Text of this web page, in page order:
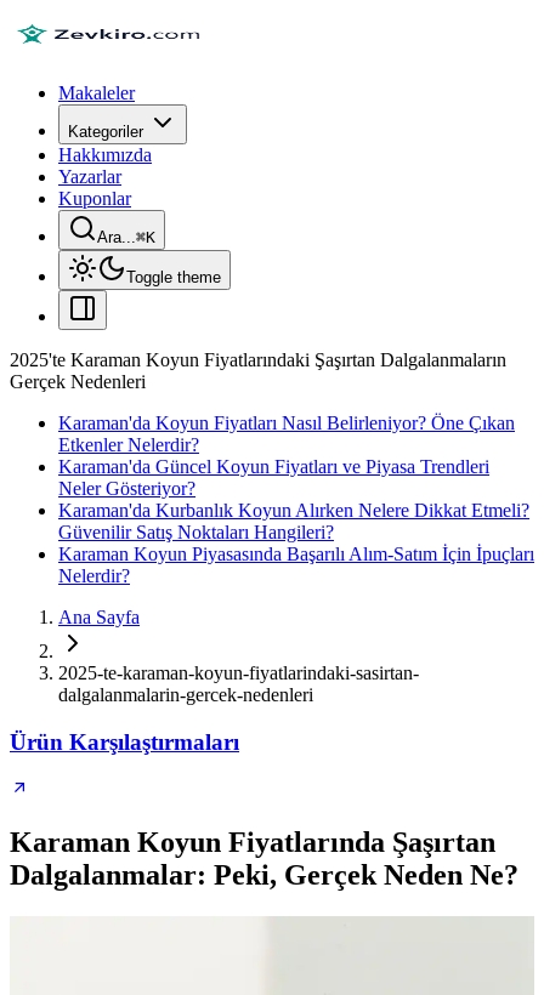
Makaleler
Kategoriler
Hakkımızda
Yazarlar
Kuponlar
Ara...⌘K
Toggle theme
2025'te Karaman Koyun Fiyatlarındaki Şaşırtan Dalgalanmaların
Gerçek Nedenleri
Karaman'da Koyun Fiyatları Nasıl Belirleniyor? Öne Çıkan
Etkenler Nelerdir?
Karaman'da Güncel Koyun Fiyatları ve Piyasa Trendleri
Neler Gösteriyor?
Karaman'da Kurbanlık Koyun Alırken Nelere Dikkat Etmeli?
Güvenilir Satış Noktaları Hangileri?
Karaman Koyun Piyasasında Başarılı Alım-Satım İçin İpuçları
Nelerdir?
Ana Sayfa
2025-te-karaman-koyun-fiyatlarindaki-sasirtan-
dalgalanmalarin-gercek-nedenleri
Ürün Karşılaştırmaları
Karaman Koyun Fiyatlarında Şaşırtan
Dalgalanmalar: Peki, Gerçek Neden Ne?